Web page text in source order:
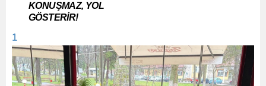
KONUŞMAZ, YOL
GÖSTERİR!
1